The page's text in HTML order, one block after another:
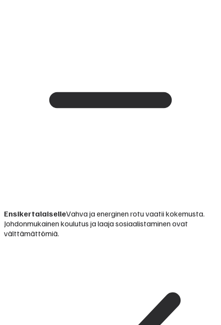
EnsikertalaiselleVahva ja energinen rotu vaatii kokemusta.
Johdonmukainen koulutus ja laaja sosiaalistaminen ovat
välttämättömiä.